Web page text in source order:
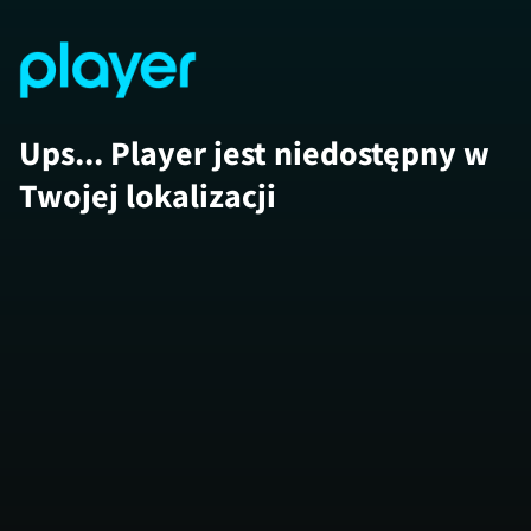
Ups... Player jest niedostępny w
Twojej lokalizacji